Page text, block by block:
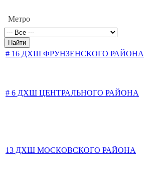
Метро
# 16 ДХШ ФРУНЗЕНСКОГО РАЙОНА
# 6 ДХШ ЦЕНТРАЛЬНОГО РАЙОНА
13 ДХШ МОСКОВСКОГО РАЙОНА